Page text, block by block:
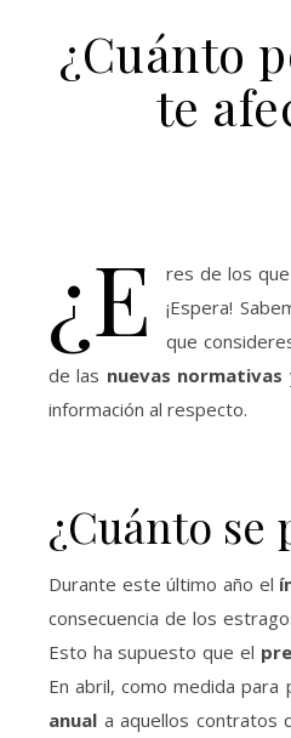
¿Cuánto
te
¿E res de los
¡Espera!
que
de las nuevas normativas
información al respecto.
¿Cuánto
Durante este último año el
consecuencia de los
Esto ha supuesto que el
En abril, como medida
anual a aquellos contratos